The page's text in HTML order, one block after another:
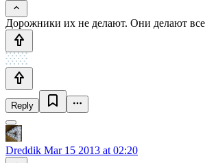
Дорожники их не делают. Они делают
Reply
Dreddik Mar 15 2013 at 02:20